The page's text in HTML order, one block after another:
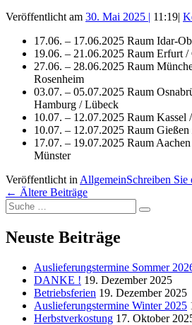
Veröffentlicht am 30. Mai 2025 | 11:19|
17.06. – 17.06.2025 Raum Idar-
19.06. – 21.06.2025 Raum Erfurt
27.06. – 28.06.2025 Raum
Rosenheim
03.07. – 05.07.2025 Raum
Hamburg / Lübeck
10.07. – 12.07.2025 Raum Kassel
10.07. – 12.07.2025 Raum
17.07. – 19.07.2025 Raum
Münster
Veröffentlicht in AllgemeinSchreiben
Beitragsnavigation
← Ältere Beiträge
Suche
nach:
Suche
Neuste Beiträge
Auslieferungstermine Sommer
DANKE ! 19. Dezember 2025
Betriebsferien 19. Dezember 2025
Auslieferungstermine Winter 2025
Herbstverkostung 17. Oktober